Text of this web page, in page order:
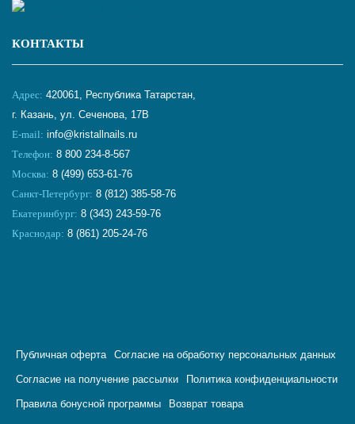
КОНТАКТЫ
Адрес: 420061, Республика Татарстан,
г. Казань, ул. Сеченова, 17В
E-mail: info@kristallnails.ru
Телефон: 8 800 234-8-567
Москва: 8 (499) 653-61-76
Санкт-Петербург: 8 (812) 385-58-76
Екатеринбург: 8 (343) 243-59-76
Краснодар: 8 (861) 205-24-76
Публичная оферта Согласие на обработку персональных данных
Согласие на получение рассылки Политика конфиденциальности
Правила бонусной программы Возврат товара